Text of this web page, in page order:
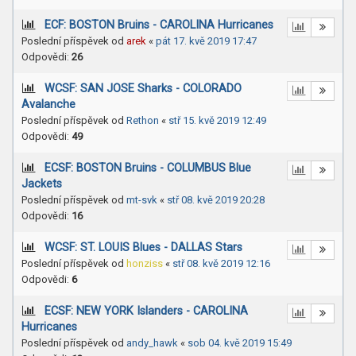
ECF: BOSTON Bruins - CAROLINA Hurricanes
Poslední příspěvek od arek « pát 17. kvě 2019 17:47
Odpovědi: 26
WCSF: SAN JOSE Sharks - COLORADO
Avalanche
Poslední příspěvek od Rethon « stř 15. kvě 2019 12:49
Odpovědi: 49
ECSF: BOSTON Bruins - COLUMBUS Blue
Jackets
Poslední příspěvek od mt-svk « stř 08. kvě 2019 20:28
Odpovědi: 16
WCSF: ST. LOUIS Blues - DALLAS Stars
Poslední příspěvek od honziss « stř 08. kvě 2019 12:16
Odpovědi: 6
ECSF: NEW YORK Islanders - CAROLINA
Hurricanes
Poslední příspěvek od andy_hawk « sob 04. kvě 2019 15:49